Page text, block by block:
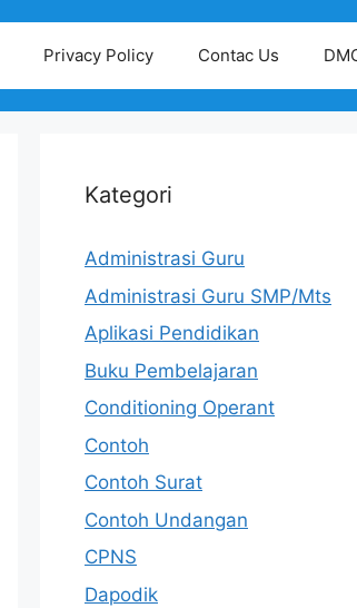
Privacy Policy Contac Us
Kategori
Administrasi Guru
Administrasi Guru SMP/Mts
Aplikasi Pendidikan
Buku Pembelajaran
Conditioning Operant
Contoh
Contoh Surat
Contoh Undangan
CPNS
Dapodik